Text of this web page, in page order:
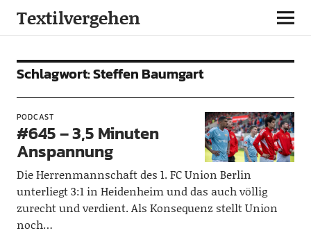
Textilvergehen
Schlagwort:Steffen Baumgart
PODCAST
#645 – 3,5 Minuten
Anspannung
Die Herrenmannschaft des 1. FC Union Berlin
unterliegt 3:1 in Heidenheim und das auch völlig
zurecht und verdient. Als Konsequenz stellt Union
noch…